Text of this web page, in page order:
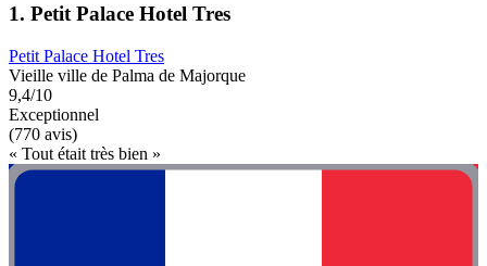
1. Petit Palace Hotel Tres
Petit Palace Hotel Tres
Vieille ville de Palma de Majorque
9,4/10
Exceptionnel
(770 avis)
« Tout était très bien »